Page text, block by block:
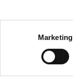
Marketing